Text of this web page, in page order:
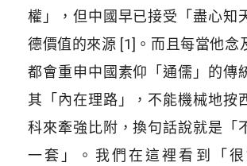
權」，但中國早已接受「盡心知
德價值的來源 [1]。而且每當他念
都會重申中國素仰「通儒」的傳
其「內在理路」，不能機械地按
科來牽強比附，換句話說就是「
一套」。我們在這裡看到「